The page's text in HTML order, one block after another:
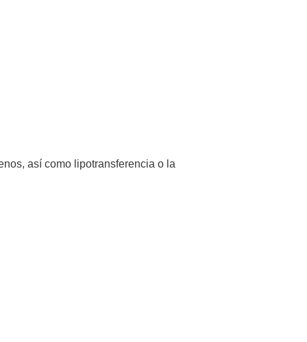
así como lipotransferencia o la